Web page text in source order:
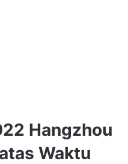
Hangzhou
Waktu